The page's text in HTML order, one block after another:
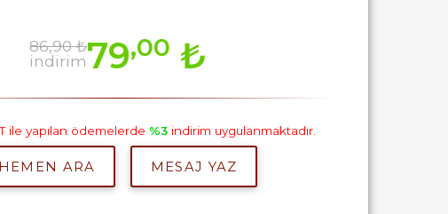
86,90 ₺
indirim79,00 ₺
ile yapılan ödemelerde %3indirim uygulanmaktadır.
HEMEN ARA MESAJ YAZ